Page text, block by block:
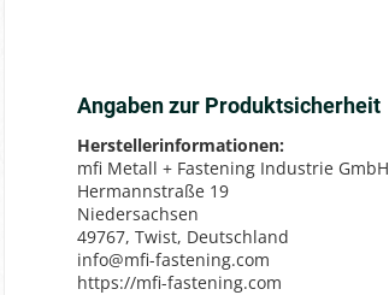
Angaben zur Produktsicherheit
Herstellerinformationen:
mfi Metall + Fastening Industrie GmbH
Hermannstraße 19
Niedersachsen
49767, Twist, Deutschland
info@mfi-fastening.com
https://mfi-fastening.com